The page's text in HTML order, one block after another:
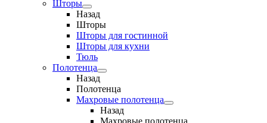
Шторы
Назад
Шторы
Шторы для гостинной
Шторы для кухни
Тюль
Полотенца
Назад
Полотенца
Махровые полотенца
Назад
Махровые полотенца